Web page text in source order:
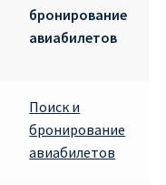
€15бронирование
авиабилетов
Поиск и
бронирование
авиабилетов